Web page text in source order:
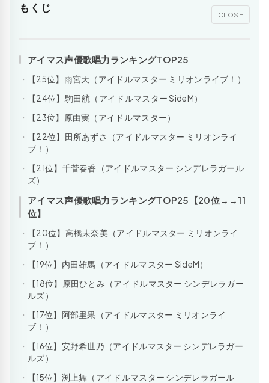
もくじ
CLOSE
アイマス声優歌唱力ランキングTOP25
【25位】雨宮天（アイドルマスター ミリオンライブ！）
【24位】駒田航（アイドルマスター SideM）
【23位】原由実（アイドルマスター）
【22位】田所あずさ（アイドルマスター ミリオンライ
ブ！）
【21位】千菅春香（アイドルマスター シンデレラガール
ズ）
アイマス声優歌唱力ランキングTOP25【20位→→11
位】
【20位】高橋未奈美（アイドルマスター ミリオンライ
ブ！）
【19位】内田雄馬（アイドルマスター SideM）
【18位】原田ひとみ（アイドルマスター シンデレラガー
ルズ）
【17位】阿部里果（アイドルマスター ミリオンライ
ブ！）
【16位】安野希世乃（アイドルマスター シンデレラガー
ルズ）
【15位】渕上舞（アイドルマスター シンデレラガール